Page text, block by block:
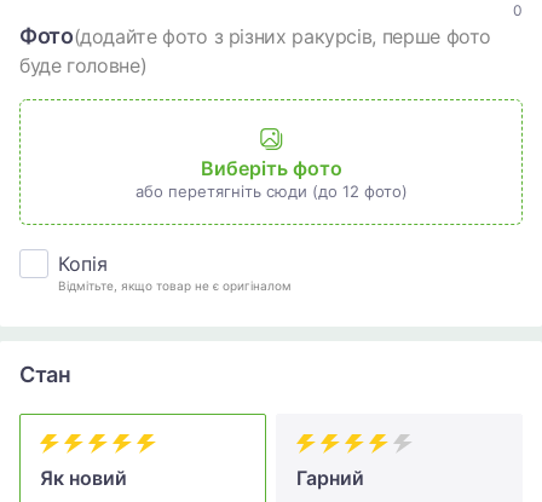
0
Фото(додайте фото з різних ракурсів, перше фото
буде головне)
Виберіть фото
або перетягніть сюди (до 12 фото)
Копія
Відмітьте, якщо товар не є оригіналом
Стан
Як новий Гарний